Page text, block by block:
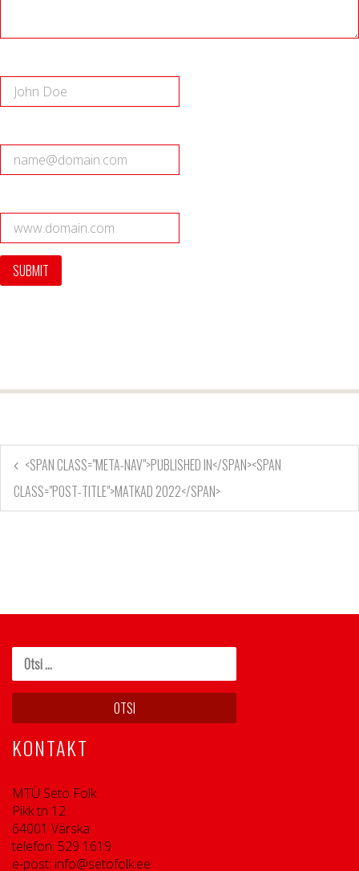
<SPAN CLASS="META-NAV">PUBLISHED IN</SPAN><SPAN
CLASS="POST-TITLE">MATKAD 2022</SPAN>
KONTAKT
MTÜ Seto Folk
Pikk tn 12
64001 Värska
telefon: 529 1619
e-post: info@setofolk.ee